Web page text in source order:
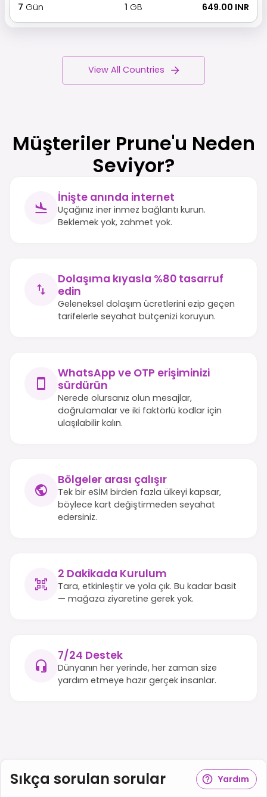
7 Gün 1 GB ₹ 649.00 INR
View All Countries
Müşteriler Prune'u Neden
Seviyor?
İnişte anında internet
Uçağınız iner inmez bağlantı kurun.
Beklemek yok, zahmet yok.
Dolaşıma kıyasla %80 tasarruf
edin
Geleneksel dolaşım ücretlerini ezip geçen
tarifelerle seyahat bütçenizi koruyun.
WhatsApp ve OTP erişiminizi
sürdürün
Nerede olursanız olun mesajlar,
doğrulamalar ve iki faktörlü kodlar için
ulaşılabilir kalın.
Bölgeler arası çalışır
Tek bir eSİM birden fazla ülkeyi kapsar,
böylece kart değiştirmeden seyahat
edersiniz.
2 Dakikada Kurulum
Tara, etkinleştir ve yola çık. Bu kadar basit
— mağaza ziyaretine gerek yok.
7/24 Destek
Dünyanın her yerinde, her zaman size
yardım etmeye hazır gerçek insanlar.
Sıkça sorulan sorular Yardım